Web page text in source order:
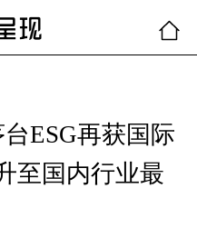
ESG再获国际
至国内行业最